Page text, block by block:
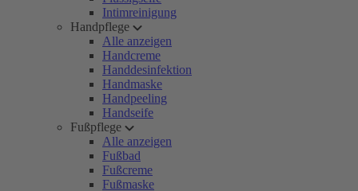
Intimreinigung
Handpflege
Alle anzeigen
Handcreme
Handdesinfektion
Handmaske
Handpeeling
Handseife
Fußpflege
Alle anzeigen
Fußbad
Fußcreme
Fußmaske